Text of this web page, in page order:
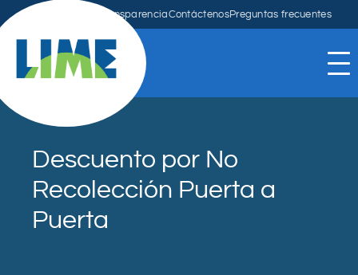
TransparenciaContáctenosPreguntas frecuentes
Descuento por No
Recolección Puerta a
Puerta